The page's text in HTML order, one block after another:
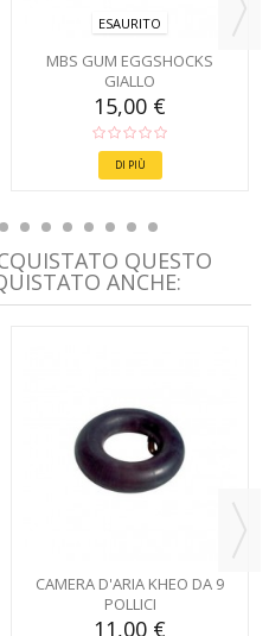
ESAURITO
MBS GUM EGGSHOCKS
GIALLO
15,00 €
DI PIÙ
QUESTO
ANCHE:
CAMERA D'ARIA KHEO DA 9
POLLICI
11,00 €